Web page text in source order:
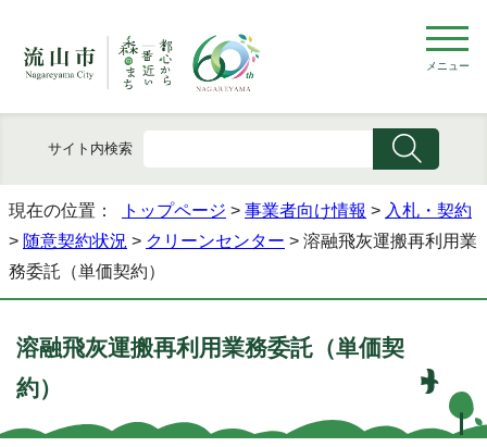
メニュー
サイト内検索
現在の位置： トップページ > 事業者向け情報 > 入札・契約
> 随意契約状況 > クリーンセンター > 溶融飛灰運搬再利用業
務委託（単価契約）
溶融飛灰運搬再利用業務委託（単価契
約）